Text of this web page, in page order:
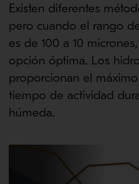
Existen diferentes
pero cuando el rango
es de 100 a 10
opción óptima. Los
proporcionan el
tiempo de actividad
húmeda.